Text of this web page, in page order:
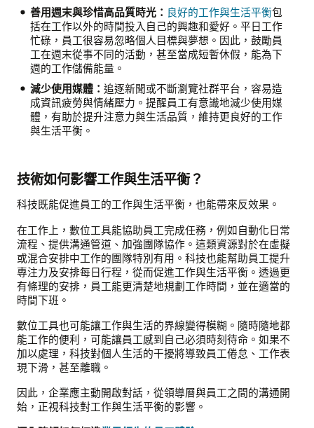
善用週末與珍惜高品質時光： 良好的工作與生活平衡包
括在工作以外的時間投入自己的興趣和愛好。平日工作
忙碌，員工很容易忽略個人目標與夢想。因此，鼓勵員
工在週末從事不同的活動，甚至當成短暫休假，能為下
週的工作儲備能量。
減少使用媒體： 追逐新聞或不斷瀏覽社群平台，容易造
成資訊疲勞與情緒壓力。提醒員工有意識地減少使用媒
體，有助於提升注意力與生活品質，維持更良好的工作
與生活平衡。
技術如何影響工作與生活平衡？
科技既能促進員工的工作與生活平衡，也能帶來反效果。
在工作上，數位工具能協助員工完成任務，例如自動化日常
流程、提供溝通管道、加強團隊協作。這類資源對於在虛擬
或混合安排中工作的團隊特別有用。科技也能幫助員工提升
專注力及安排每日行程，從而促進工作與生活平衡。透過更
有條理的安排，員工能更清楚地規劃工作時間，並在適當的
時間下班。
數位工具也可能讓工作與生活的界線變得模糊。隨時隨地都
能工作的便利，可能讓員工感到自己必須時刻待命。如果不
加以處理，科技對個人生活的干擾將導致員工倦怠、工作表
現下滑，甚至離職。
因此，企業應主動開啟對話，從領導層與員工之間的溝通開
始，正視科技對工作與生活平衡的影響。